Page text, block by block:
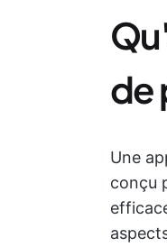
de
Une
conçu